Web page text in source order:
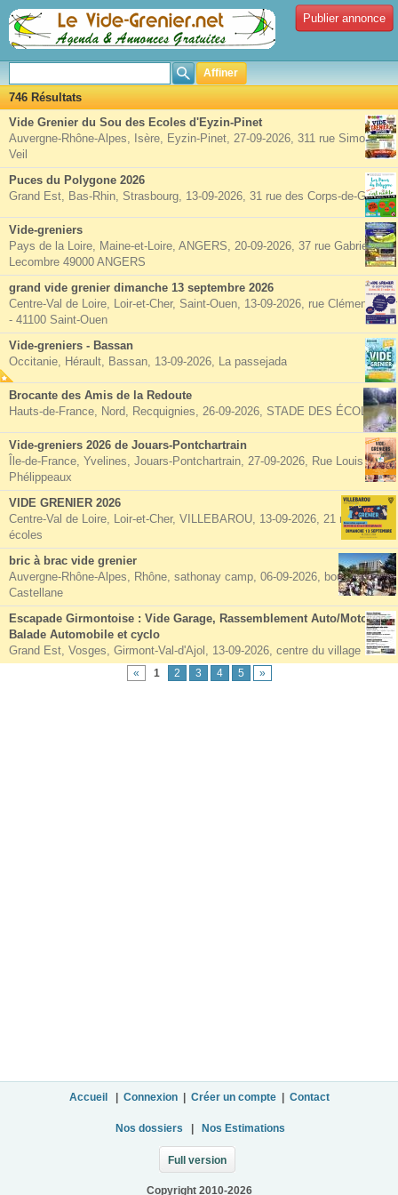
Publier annonce
Affiner
746 Résultats
Vide Grenier du Sou des Ecoles d'Eyzin-Pinet
Auvergne-Rhône-Alpes, Isère, Eyzin-Pinet, 27-09-2026, 311 rue Simone
Veil
Puces du Polygone 2026
Grand Est, Bas-Rhin, Strasbourg, 13-09-2026, 31 rue des Corps-de-Garde
Vide-greniers
Pays de la Loire, Maine-et-Loire, ANGERS, 20-09-2026, 37 rue Gabriel
Lecombre 49000 ANGERS
grand vide grenier dimanche 13 septembre 2026
Centre-Val de Loire, Loir-et-Cher, Saint-Ouen, 13-09-2026, rue Clément Ader
- 41100 Saint-Ouen
Vide-greniers - Bassan
Occitanie, Hérault, Bassan, 13-09-2026, La passejada
Brocante des Amis de la Redoute
Hauts-de-France, Nord, Recquignies, 26-09-2026, STADE DES ÉCOLES
Vide-greniers 2026 de Jouars-Pontchartrain
Île-de-France, Yvelines, Jouars-Pontchartrain, 27-09-2026, Rue Louis
Phélippeaux
VIDE GRENIER 2026
Centre-Val de Loire, Loir-et-Cher, VILLEBAROU, 13-09-2026, 21 rue des
écoles
bric à brac vide grenier
Auvergne-Rhône-Alpes, Rhône, sathonay camp, 06-09-2026, boulevard
Castellane
Escapade Girmontoise : Vide Garage, Rassemblement Auto/Moto,
Balade Automobile et cyclo
Grand Est, Vosges, Girmont-Val-d'Ajol, 13-09-2026, centre du village
« 1 2 3 4 5 »
Accueil Connexion| Créer un compte| Contact
Nos dossiers Nos Estimations
Full version
Copyright 2010-2026